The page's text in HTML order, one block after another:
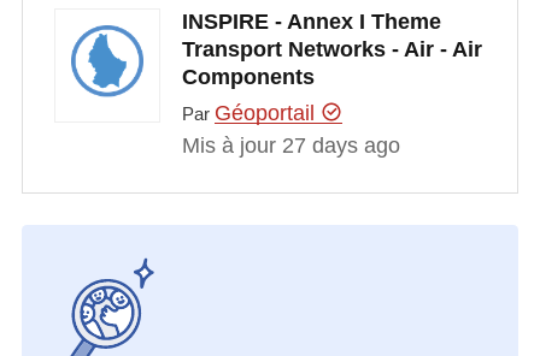
INSPIRE - Annex I Theme
Transport Networks - Air - Air
Components
Par Géoportail
Mis à jour 27 days ago